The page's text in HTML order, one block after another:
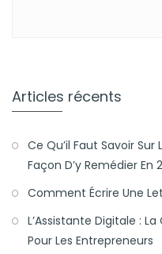
Articles récents
Ce Qu’il Faut Savoir Sur
Façon D’y Remédier En
Comment Écrire Une
L’Assistante Digitale :
Pour Les Entrepreneurs